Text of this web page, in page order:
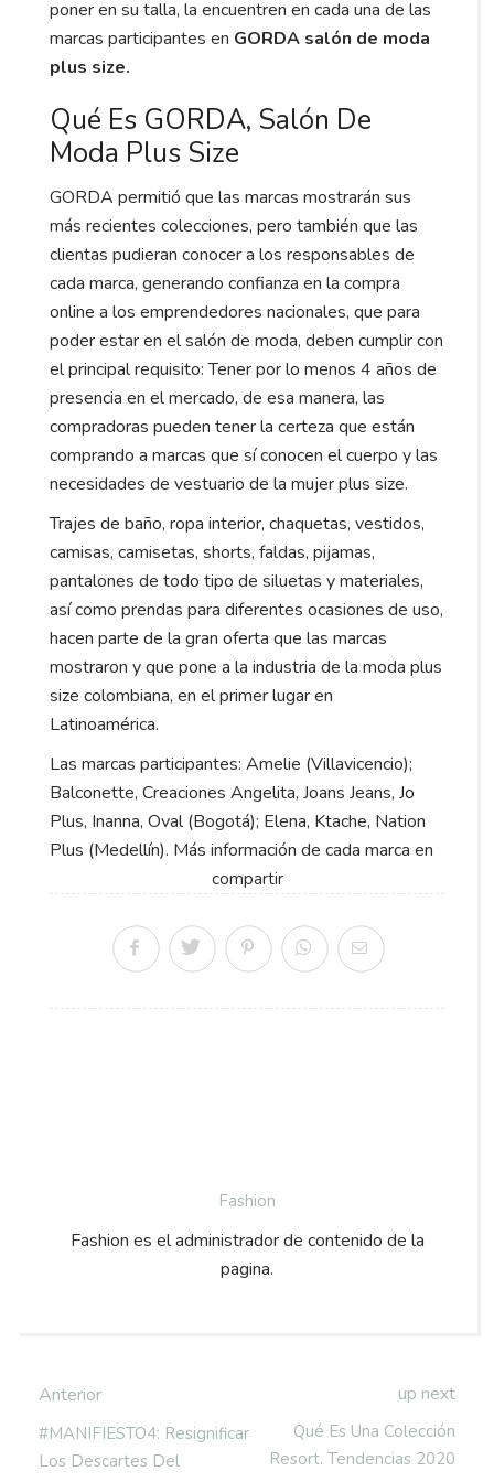
poner en su talla, la encuentren en cada una de las
marcas participantes en GORDA salón de moda
plus size.
Qué Es GORDA, Salón De
Moda Plus Size
GORDA permitió que las marcas mostrarán sus
más recientes colecciones, pero también que las
clientas pudieran conocer a los responsables de
cada marca, generando confianza en la compra
online a los emprendedores nacionales, que para
poder estar en el salón de moda, deben cumplir con
el principal requisito: Tener por lo menos 4 años de
presencia en el mercado, de esa manera, las
compradoras pueden tener la certeza que están
comprando a marcas que sí conocen el cuerpo y las
necesidades de vestuario de la mujer plus size.
Trajes de baño, ropa interior, chaquetas, vestidos,
camisas, camisetas, shorts, faldas, pijamas,
pantalones de todo tipo de siluetas y materiales,
así como prendas para diferentes ocasiones de uso,
hacen parte de la gran oferta que las marcas
mostraron y que pone a la industria de la moda plus
size colombiana, en el primer lugar en
Latinoamérica.
Las marcas participantes: Amelie (Villavicencio);
Balconette, Creaciones Angelita, Joans Jeans, Jo
Plus, Inanna, Oval (Bogotá); Elena, Ktache, Nation
Plus (Medellín). Más información de cada marca en
compartir
Fashion
Fashion es el administrador de contenido de la
pagina.
Anterior
#MANIFIESTO4: Resignificar
Los Descartes Del
up next
Qué Es Una Colección
Resort. Tendencias 2020